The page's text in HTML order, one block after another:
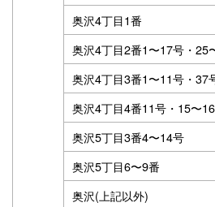
奥沢4丁目1番
奥沢4丁目2番1〜17号・25
奥沢4丁目3番1〜11号・37
奥沢4丁目4番11号・15〜
奥沢5丁目3番4〜14号
奥沢5丁目6〜9番
奥沢(上記以外)